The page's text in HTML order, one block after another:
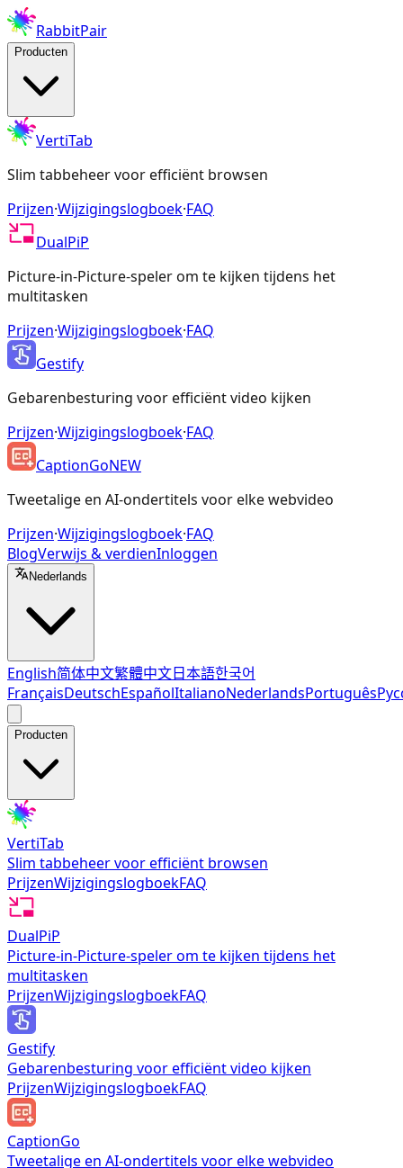
RabbitPair
Producten
VertiTab
Slim tabbeheer voor efficiënt browsen
Prijzen·Wijzigingslogboek·FAQ
DualPiP
Picture-in-Picture-speler om te kijken tijdens het
multitasken
Prijzen·Wijzigingslogboek·FAQ
Gestify
Gebarenbesturing voor efficiënt video kijken
Prijzen·Wijzigingslogboek·FAQ
CaptionGoNEW
Tweetalige en AI-ondertitels voor elke webvideo
Prijzen·Wijzigingslogboek·FAQ
BlogVerwijs & verdienInloggen
Nederlands
English简体中文繁體中文日本語한국어
FrançaisDeutschEspañolItalianoNederlandsPortuguês
Producten
VertiTab
Slim tabbeheer voor efficiënt browsen
PrijzenWijzigingslogboekFAQ
DualPiP
Picture-in-Picture-speler om te kijken tijdens het
multitasken
PrijzenWijzigingslogboekFAQ
Gestify
Gebarenbesturing voor efficiënt video kijken
PrijzenWijzigingslogboekFAQ
CaptionGo
Tweetalige en AI-ondertitels voor elke webvideo